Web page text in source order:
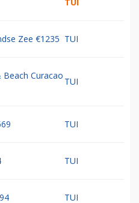
Zee €1235 TUI
Beach Curacao
TUI
TUI
TUI
TUI